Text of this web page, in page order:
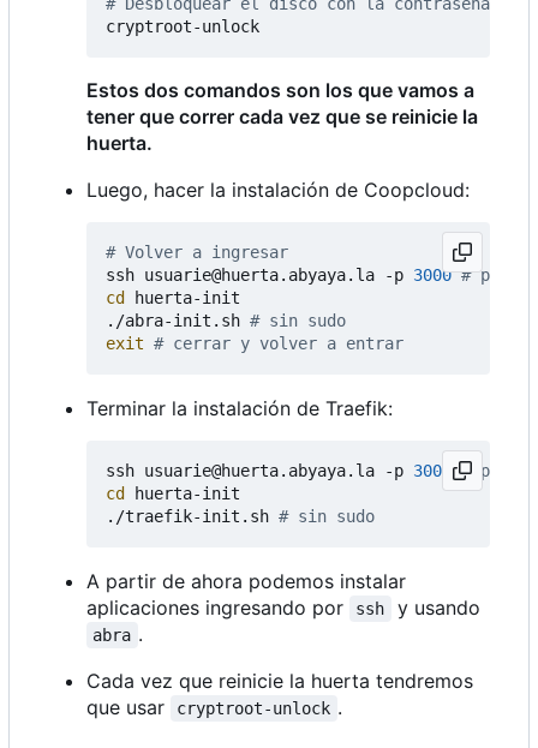
Estos dos comandos son los que vamos a
tener que correr cada vez que se reinicie la
huerta.
Luego, hacer la instalación de Coopcloud:
# Volver a ingresar
ssh usuarie@huerta.abyaya.la -p 3000 #
cd
huerta-init
./abra-init.sh # sin sudo
exit # cerrar y volver a entrar
Terminar la instalación de Traefik:
ssh usuarie@huerta.abyaya.la -p 3000
#
cd
huerta-init
./traefik-init.sh # sin sudo
A partir de ahora podemos instalar
aplicaciones ingresando por
ssh y usando
abra .
Cada vez que reinicie la huerta tendremos
que usar
cryptroot-unlock .